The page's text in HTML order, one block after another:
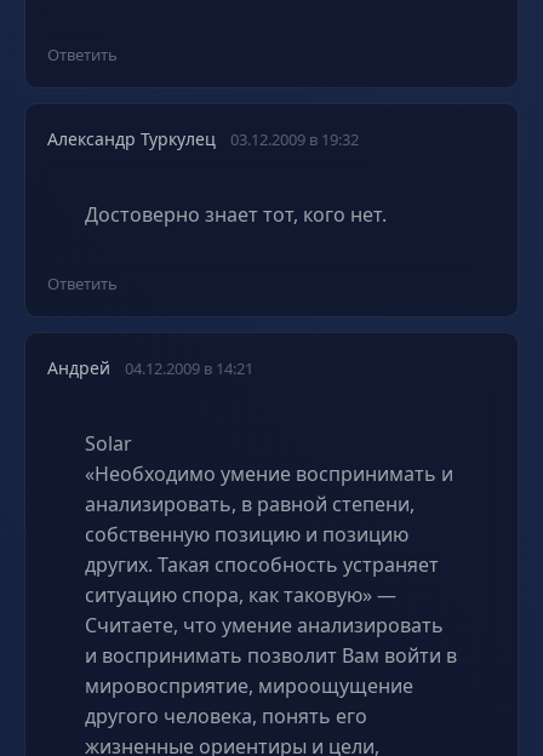
Ответить
Александр Туркулец 03.12.2009 в 19:32
Достоверно знает тот, кого нет.
Ответить
Андрей 04.12.2009 в 14:21
Solar
«Необходимо умение воспринимать и
анализировать, в равной степени,
собственную позицию и позицию
других. Такая способность устраняет
ситуацию спора, как таковую» —
Считаете, что умение анализировать
и воспринимать позволит Вам войти в
мировосприятие, мироощущение
другого человека, понять его
жизненные ориентиры и цели,